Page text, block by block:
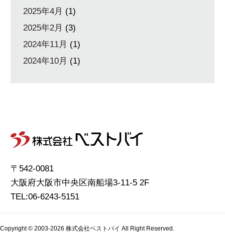
2025年4月 (1)
2025年2月 (3)
2024年11月 (1)
2024年10月 (1)
〒542-0081
大阪府大阪市中央区南船場3-11-5 2F
TEL:06-6243-5151
Copyright © 2003-2026 株式会社ベストバイ All Right Reserved.